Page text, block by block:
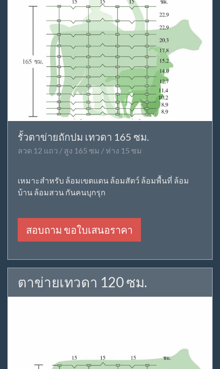
รั้วตาข่ายถักปม เทวดา 165 ซม.
ลวด 12 แถว / สูง 165 ซม / ห่าง 15 ซม
เหมาะสำหรับ ล้อมเขตแดน ล้อมสัตว์ ล้อมพื้นที่ ล้อม
บ้าน ล้อมสวน กันคนบุกรุก
สอบถาม ขอใบเสนอราคา
ตาข่ายเทวดา 120 ซม.